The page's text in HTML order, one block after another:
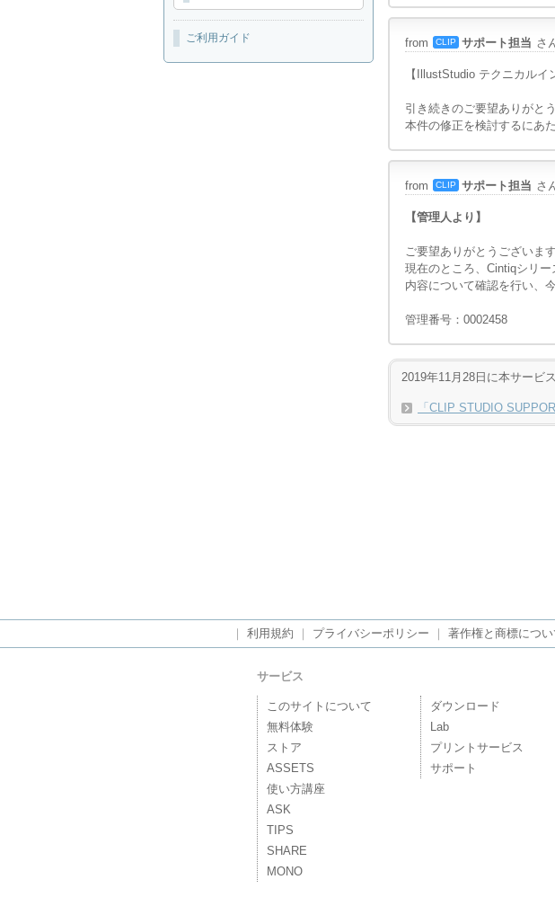
ご利用ガイド from CLIP サポート担当 さ
【IllustStudio テクニカルイ
引き続きのご要望ありがと
本件の修正を検討するにあ
from CLIP サポート担当 さ
【管理人より】
ご要望ありがとうございます
現在のところ、Cintiqシリー
内容について確認を行い、
管理番号：0002458
2019年11月28日に本サービ
「CLIP STUDIO
利用規約 プライバシーポリシー 著作権と商標につい
サービス
このサイトについて
無料体験
ストア
ASSETS
使い方講座
ASK
TIPS
SHARE
MONO
ダウンロード
Lab
プリントサービス
サポート